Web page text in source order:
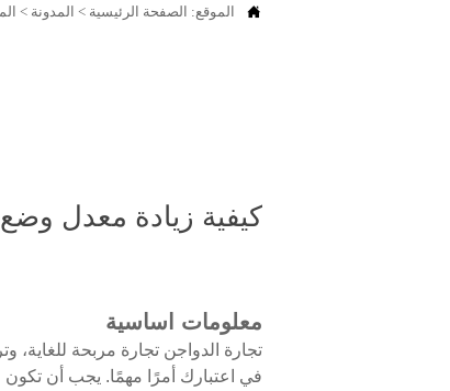
 الموقع: الصفحة الرئيسية > المدونة >
كيفية زيادة معدل
معلومات اساسية
تجارة الدواجن تجارة مربحة للغاية،
في اعتبارك أمرًا مهمًا. يجب أن تكون